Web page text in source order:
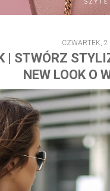
CZWARTEK,
| STWÓRZ
NEW LOOK O